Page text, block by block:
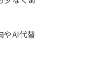
やAI代替